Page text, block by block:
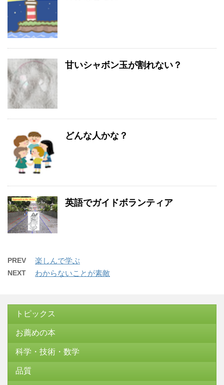
甘いシャボン玉が割れない？
どんな人かな？
英語でガイドボランティア
PREV 楽しんで学ぶ
NEXT わからないことが素敵
トピックス
お薦めの本
科学・技術・数学
品質